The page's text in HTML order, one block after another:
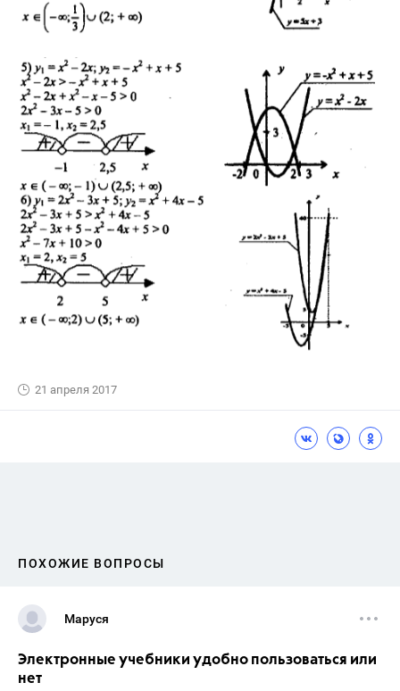
21 апреля 2017
ПОХОЖИЕ ВОПРОСЫ
Маруся
Электронные учебники удобно пользоваться или
нет